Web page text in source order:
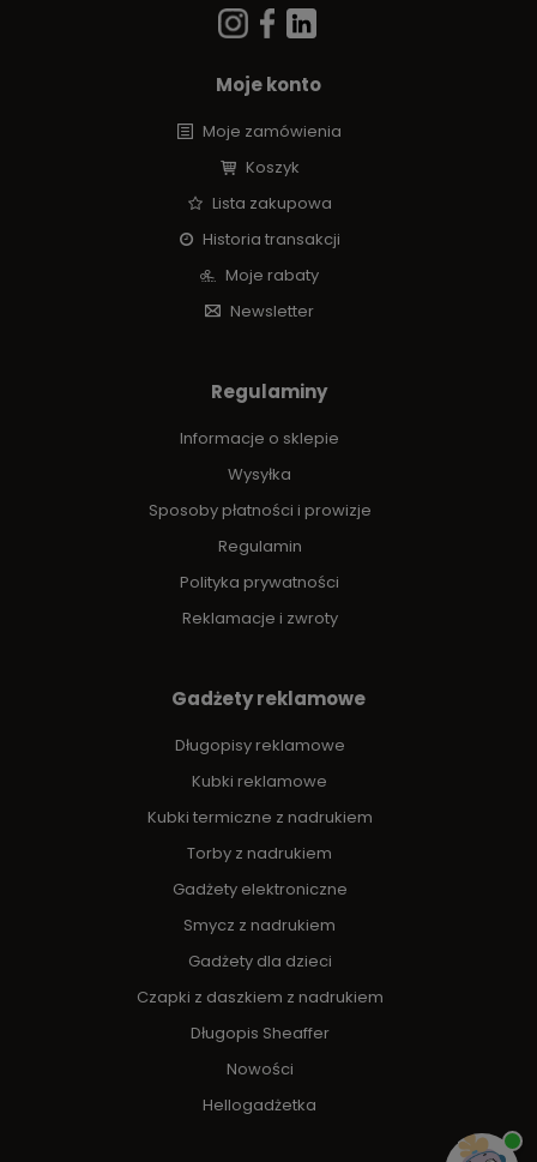
Moje konto
Moje zamówienia
Koszyk
Lista zakupowa
Historia transakcji
Moje rabaty
Newsletter
Regulaminy
Informacje o sklepie
Wysyłka
Sposoby płatności i prowizje
Regulamin
Polityka prywatności
Reklamacje i zwroty
Gadżety reklamowe
Długopisy reklamowe
Kubki reklamowe
Kubki termiczne z nadrukiem
Torby z nadrukiem
Gadżety elektroniczne
Smycz z nadrukiem
Gadżety dla dzieci
Czapki z daszkiem z nadrukiem
Długopis Sheaffer
Nowości
Hellogadżetka